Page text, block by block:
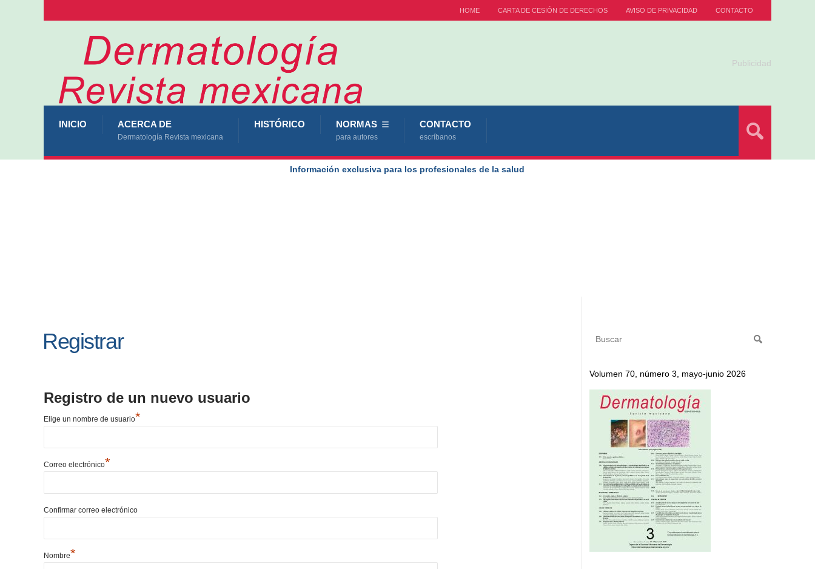
HOME CARTA DE CESIÓN DE DERECHOS AVISO DE PRIVACIDAD CONTACTO
Publicidad
INICIO ACERCA DE
Dermatología Revista mexicana
HISTÓRICO NORMAS
para autores
CONTACTO
escríbanos
Información exclusiva para los profesionales de la salud
Registrar
Registro de un nuevo usuario
Elige un nombre de usuario*
Correo electrónico*
Confirmar correo electrónico
Nombre*
Volumen 70, número 3, mayo-junio 2026